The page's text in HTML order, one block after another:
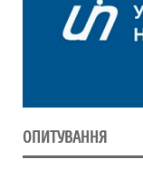
ОПИТУВАННЯ